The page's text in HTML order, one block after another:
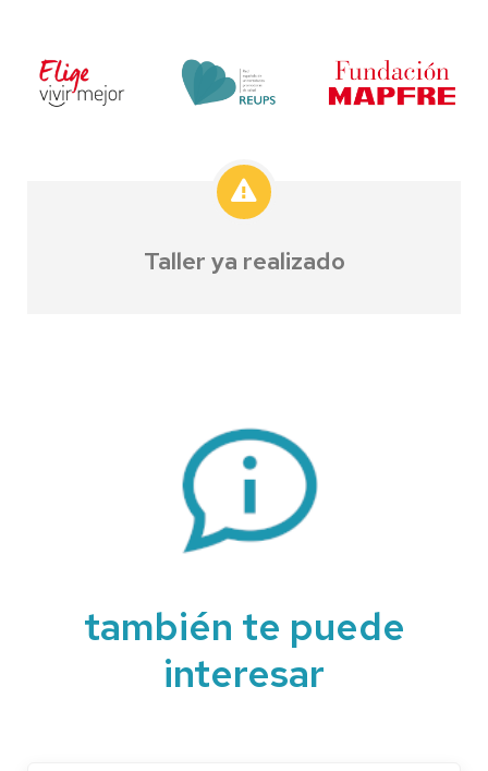
Taller ya realizado
también te puede
interesar